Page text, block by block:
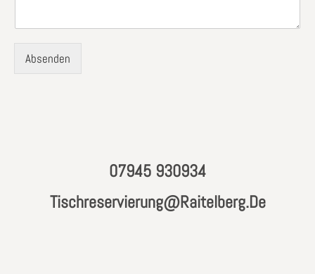
Absenden
07945 930934
Tischreservierung@raitelberg.de